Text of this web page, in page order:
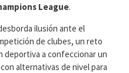
League.
ilusión ante el
de clubes, un reto
deportiva a confeccionar un
alternativas de nivel para